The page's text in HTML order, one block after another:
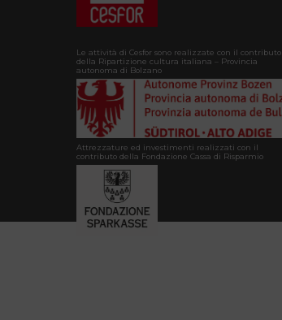
Le attività di Cesfor sono realizzate con il contributo
della Ripartizione cultura italiana – Provincia
autonoma di Bolzano
Attrezzature ed investimenti realizzati con il
contributo della Fondazione Cassa di Risparmio